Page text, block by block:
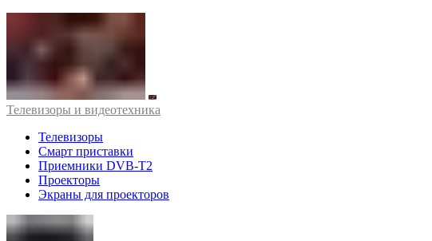
Телевизоры и видеотехника
Телевизоры
Смарт приставки
Приемники DVB-T2
Проекторы
Экраны для проекторов